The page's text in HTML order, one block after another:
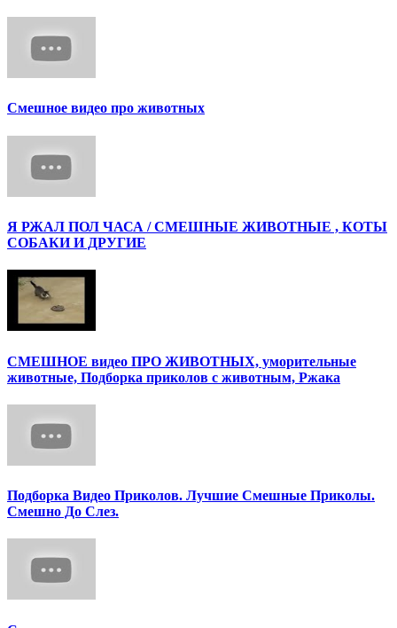
Смешное видео про животных
Я РЖАЛ ПОЛ ЧАСА / СМЕШНЫЕ ЖИВОТНЫЕ , КОТЫ
СОБАКИ И ДРУГИЕ
СМЕШНОЕ видео ПРО ЖИВОТНЫХ, уморительные
животные, Подборка приколов с животным, Ржака
Подборка Видео Приколов. Лучшие Смешные Приколы.
Смешно До Слез.